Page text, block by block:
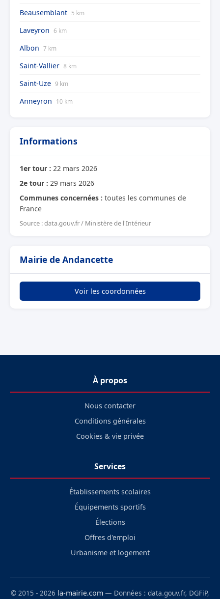
Beausemblant 5 km
Laveyron 6 km
Albon 7 km
Saint-Vallier 8 km
Saint-Uze 9 km
Anneyron 10 km
Informations
1er tour : 22 mars 2026
2e tour : 29 mars 2026
Communes concernées : toutes les communes de
France
Source : data.gouv.fr / Ministère de l'Intérieur
Mairie de Andancette
Voir les coordonnées
À propos
Nous contacter
Conditions générales
Cookies & vie privée
Services
Établissements scolaires
Équipements sportifs
Élections
Offres d'emploi
Urbanisme et logement
© 2015 - 2026 la-mairie.com — Données : data.gouv.fr, DGFiP,